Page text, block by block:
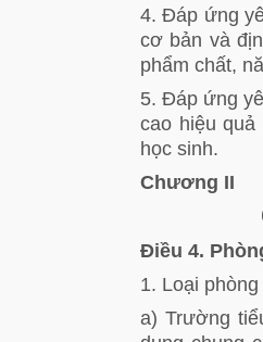
4. Đáp ứng
cơ bản và
phẩm chất,
5. Đáp ứng
cao hiệu
học sinh.
Chương II
Điều 4.
1. Loại
a) Trường